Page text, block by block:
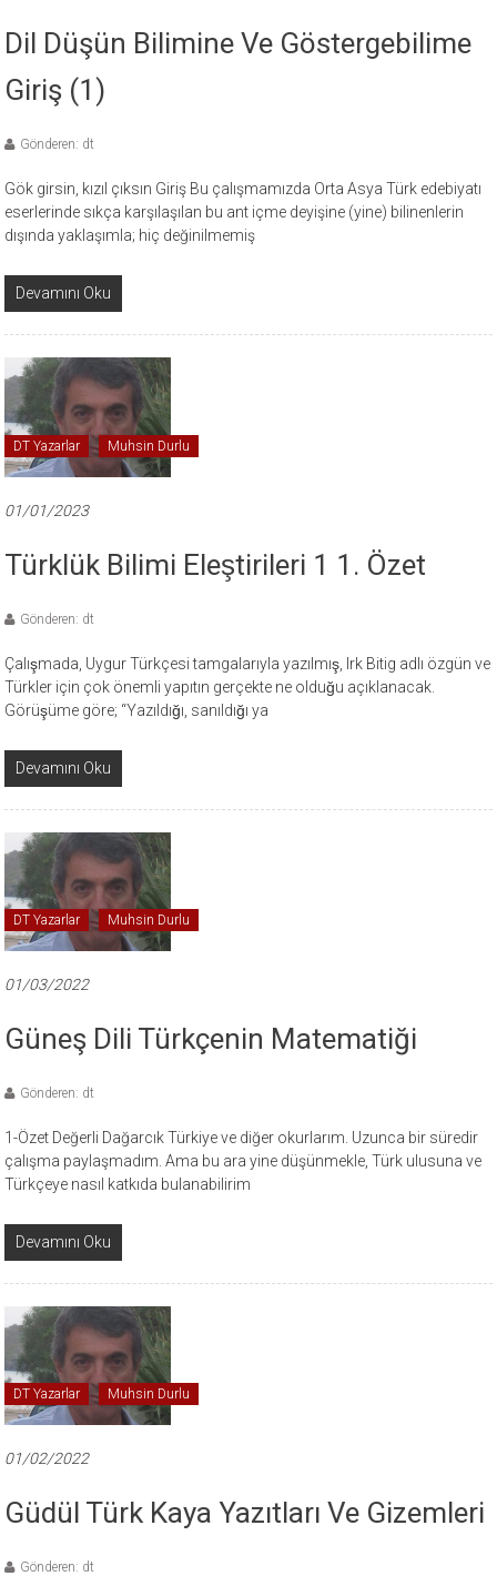
Dil Düşün Bilimine Ve Göstergebilime
Giriş (1)
Gönderen: dt
Gök girsin, kızıl çıksın Giriş Bu çalışmamızda Orta Asya Türk edebiyatı
eserlerinde sıkça karşılaşılan bu ant içme deyişine (yine) bilinenlerin
dışında yaklaşımla; hiç değinilmemiş
Devamını Oku
DT Yazarlar Muhsin Durlu
01/01/2023
Türklük Bilimi Eleştirileri 1 1. Özet
Gönderen: dt
Çalışmada, Uygur Türkçesi tamgalarıyla yazılmış, Irk Bitig adlı özgün ve
Türkler için çok önemli yapıtın gerçekte ne olduğu açıklanacak.
Görüşüme göre; “Yazıldığı, sanıldığı ya
Devamını Oku
DT Yazarlar Muhsin Durlu
01/03/2022
Güneş Dili Türkçenin Matematiği
Gönderen: dt
1-Özet Değerli Dağarcık Türkiye ve diğer okurlarım. Uzunca bir süredir
çalışma paylaşmadım. Ama bu ara yine düşünmekle, Türk ulusuna ve
Türkçeye nasıl katkıda bulanabilirim
Devamını Oku
DT Yazarlar Muhsin Durlu
01/02/2022
Güdül Türk Kaya Yazıtları Ve Gizemleri
Gönderen: dt